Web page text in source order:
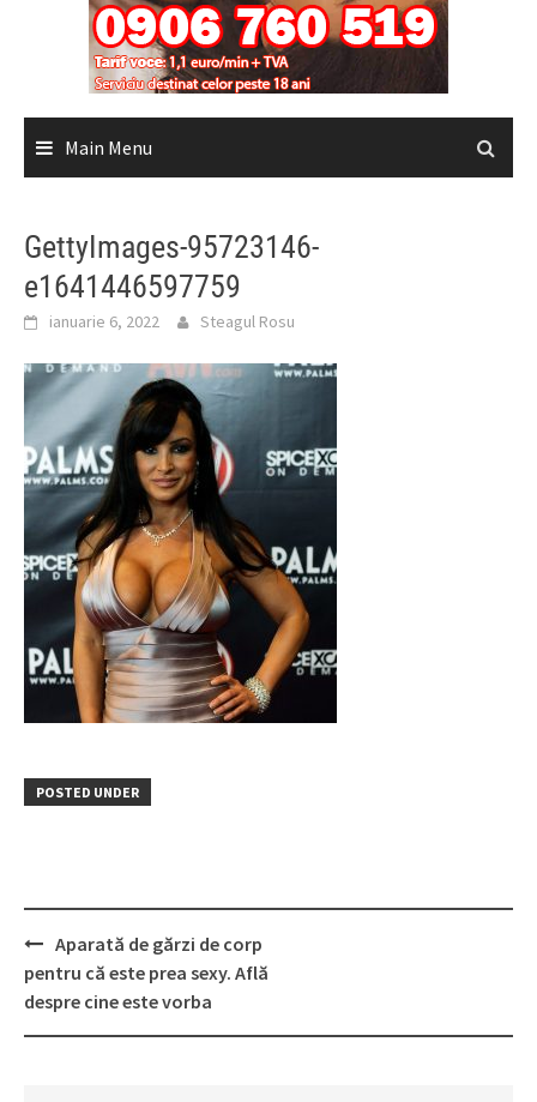
Main Menu
GettyImages-95723146-
e1641446597759
ianuarie 6, 2022 Steagul Rosu
POSTED UNDER
Post
navigation
Aparată de gărzi de corp
pentru că este prea sexy. Află
despre cine este vorba